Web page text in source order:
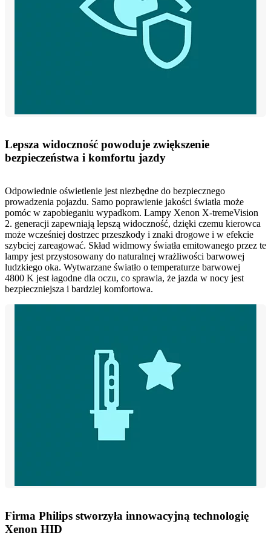
Lepsza widoczność powoduje zwiększenie
bezpieczeństwa i komfortu jazdy
Odpowiednie oświetlenie jest niezbędne do bezpiecznego
prowadzenia pojazdu. Samo poprawienie jakości światła może
pomóc w zapobieganiu wypadkom. Lampy Xenon X-tremeVision
2. generacji zapewniają lepszą widoczność, dzięki czemu kierowca
może wcześniej dostrzec przeszkody i znaki drogowe i w efekcie
szybciej zareagować. Skład widmowy światła emitowanego przez te
lampy jest przystosowany do naturalnej wrażliwości barwowej
ludzkiego oka. Wytwarzane światło o temperaturze barwowej
4800 K jest łagodne dla oczu, co sprawia, że jazda w nocy jest
bezpieczniejsza i bardziej komfortowa.
Firma Philips stworzyła innowacyjną technologię
Xenon HID